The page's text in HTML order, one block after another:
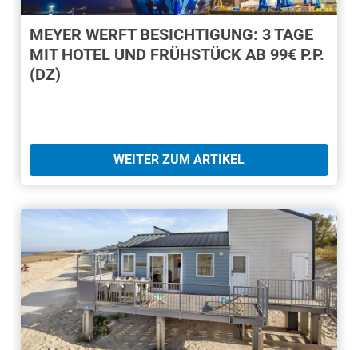
MEYER WERFT BESICHTIGUNG: 3 TAGE
MIT HOTEL UND FRÜHSTÜCK AB 99€ P.P.
(DZ)
WEITER ZUM ARTIKEL